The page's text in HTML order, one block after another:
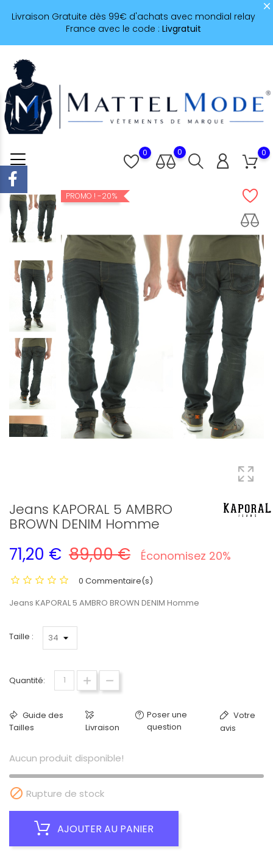
Livraison Gratuite dès 99€ d'achats avec mondial relay
France avec le code : Livgratuit
0
0
0
PROMO ! -20%
Jeans KAPORAL 5 AMBRO
BROWN DENIM Homme
71,20 € 89,00 € Économisez 20%
0 Commentaire(s)
Jeans KAPORAL 5 AMBRO BROWN DENIM Homme
Taille :
Quantité:
Guide des
Tailles
Livraison
Poser une
question
Votre
avis
Aucun produit disponible!
 Rupture de stock
AJOUTER AU PANIER